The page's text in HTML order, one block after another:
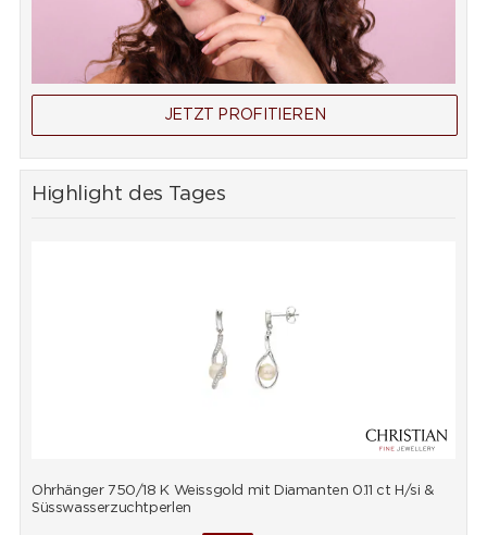
JETZT PROFITIEREN
Highlight des Tages
Ohrhänger 750/18 K Weissgold mit Diamanten 0.11 ct H/si &
Süsswasserzuchtperlen